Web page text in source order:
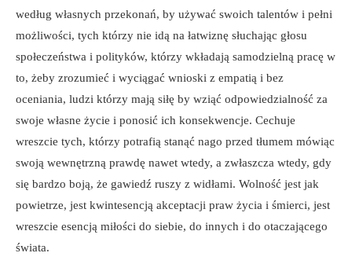
według własnych przekonań, by używać swoich talentów i pełni
możliwości, tych którzy nie idą na łatwiznę słuchając głosu
społeczeństwa i polityków, którzy wkładają samodzielną pracę w
to, żeby zrozumieć i wyciągać wnioski z empatią i bez
oceniania, ludzi którzy mają siłę by wziąć odpowiedzialność za
swoje własne życie i ponosić ich konsekwencje. Cechuje
wreszcie tych, którzy potrafią stanąć nago przed tłumem mówiąc
swoją wewnętrzną prawdę nawet wtedy, a zwłaszcza wtedy, gdy
się bardzo boją, że gawiedź ruszy z widłami. Wolność jest jak
powietrze, jest kwintesencją akceptacji praw życia i śmierci, jest
wreszcie esencją miłości do siebie, do innych i do otaczającego
świata.